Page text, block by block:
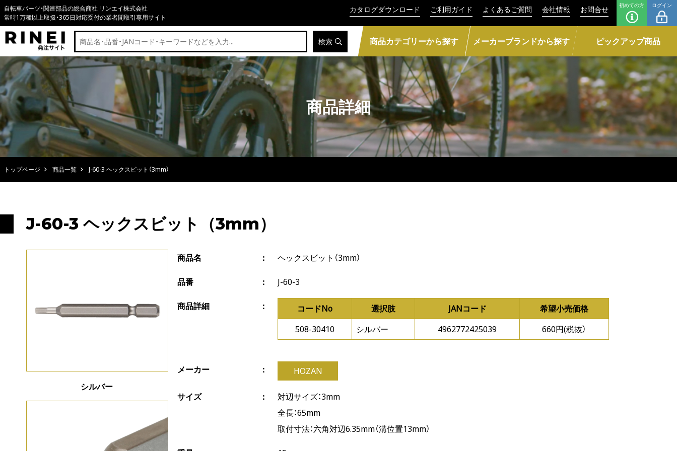
自転車パーツ・関連部品の総合商社 リンエイ株式会社
常時1万種以上取扱・365日対応受付の業者間取引専用サイト
カタログダウンロード ご利用ガイド よくあるご質問 会社情報 お問合せ 初めての方 ログイン
検索 商品カテゴリーから探す メーカーブランドから探す ピックアップ商品
商品詳細
トップページ 商品一覧 J-60-3 ヘックスビット（3mm）
J-60-3 ヘックスビット（3mm）
シルバー
商品名 ヘックスビット（3mm）
品番 J-60-3
商品詳細 コードNo 選択肢 JANコード
希望小売価格
508-30410
シルバー 4962772425039 660円(税抜）
メーカー HOZAN
サイズ
対辺サイズ：3mm
全長：65mm
取付寸法：六角対辺6.35mm（溝位置13mm）